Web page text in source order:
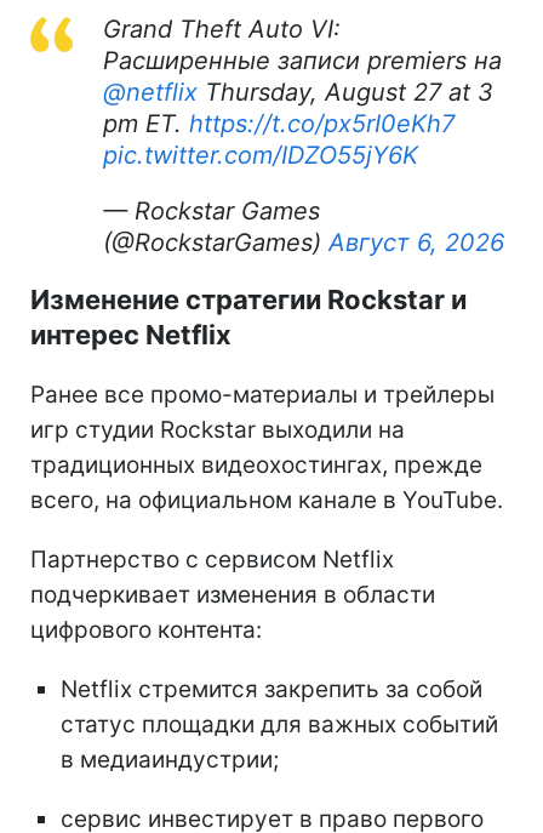
Grand Theft Auto VI:
Расширенные записи premiers на
@netflix Thursday, August 27 at 3
pm ET. https://t.co/px5rI0eKh7
pic.twitter.com/IDZO55jY6K
— Rockstar Games
(@RockstarGames) Август 6, 2026
Изменение стратегии Rockstar и
интерес Netflix
Ранее все промо-материалы и трейлеры
игр студии Rockstar выходили на
традиционных видеохостингах, прежде
всего, на официальном канале в YouTube.
Партнерство с сервисом Netflix
подчеркивает изменения в области
цифрового контента:
Netflix стремится закрепить за собой
статус площадки для важных событий
в медиаиндустрии;
сервис инвестирует в право первого